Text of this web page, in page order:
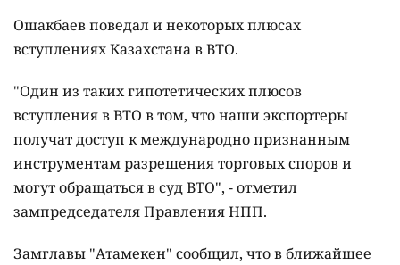
Ошакбаев поведал и некоторых плюсах
вступлениях Казахстана в ВТО.
"Один из таких гипотетических плюсов
вступления в ВТО в том, что наши экспортеры
получат доступ к международно признанным
инструментам разрешения торговых споров и
могут обращаться в суд ВТО", - отметил
зампредседателя Правления НПП.
Замглавы "Атамекен" сообщил, что в ближайшее